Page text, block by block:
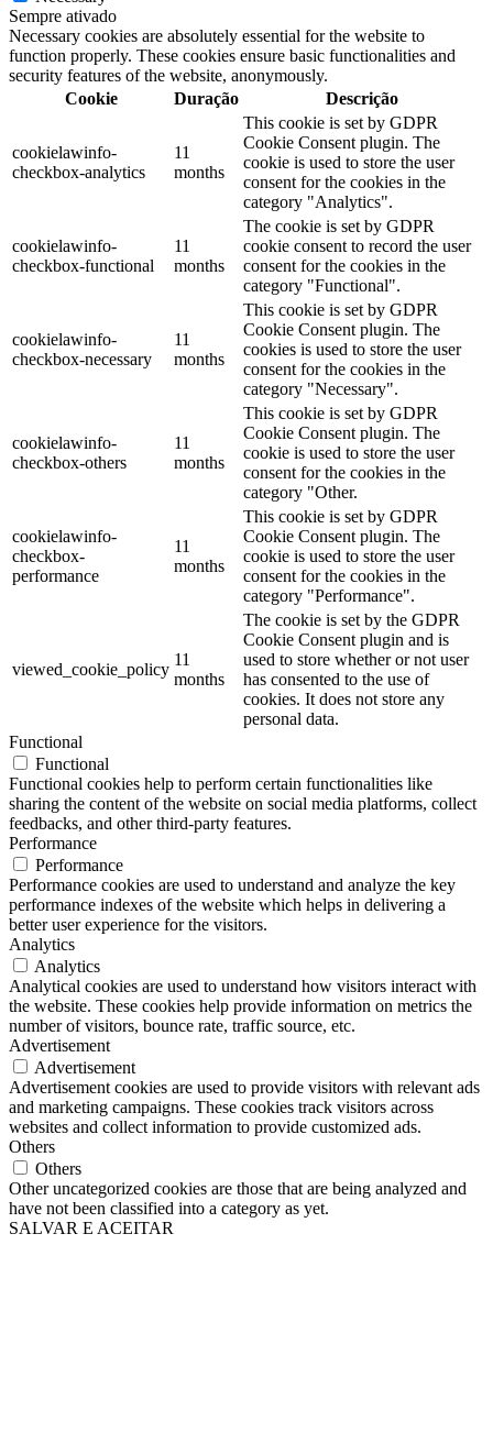
Sempre ativado
Necessary cookies are absolutely essential for the website to
function properly. These cookies ensure basic functionalities and
security features of the website, anonymously.
Cookie
Duração Descrição
cookielawinfo-
checkbox-analytics
11
months
This cookie is set by GDPR
Cookie Consent plugin. The
cookie is used to store the user
consent for the cookies in the
category "Analytics".
cookielawinfo-
checkbox-functional
11
months
The cookie is set by GDPR
cookie consent to record the user
consent for the cookies in the
category "Functional".
cookielawinfo-
checkbox-necessary
11
months
This cookie is set by GDPR
Cookie Consent plugin. The
cookies is used to store the user
consent for the cookies in the
category "Necessary".
cookielawinfo-
checkbox-others
11
months
This cookie is set by GDPR
Cookie Consent plugin. The
cookie is used to store the user
consent for the cookies in the
category "Other.
cookielawinfo-
checkbox-
performance
11
months
This cookie is set by GDPR
Cookie Consent plugin. The
cookie is used to store the user
consent for the cookies in the
category "Performance".
viewed_cookie_policy
11
months
The cookie is set by the GDPR
Cookie Consent plugin and is
used to store whether or not user
has consented to the use of
cookies. It does not store any
personal data.
Functional
Functional
Functional cookies help to perform certain functionalities like
sharing the content of the website on social media platforms, collect
feedbacks, and other third-party features.
Performance
Performance
Performance cookies are used to understand and analyze the key
performance indexes of the website which helps in delivering a
better user experience for the visitors.
Analytics
Analytics
Analytical cookies are used to understand how visitors interact with
the website. These cookies help provide information on metrics the
number of visitors, bounce rate, traffic source, etc.
Advertisement
Advertisement
Advertisement cookies are used to provide visitors with relevant ads
and marketing campaigns. These cookies track visitors across
websites and collect information to provide customized ads.
Others
Others
Other uncategorized cookies are those that are being analyzed and
have not been classified into a category as yet.
SALVAR E ACEITAR